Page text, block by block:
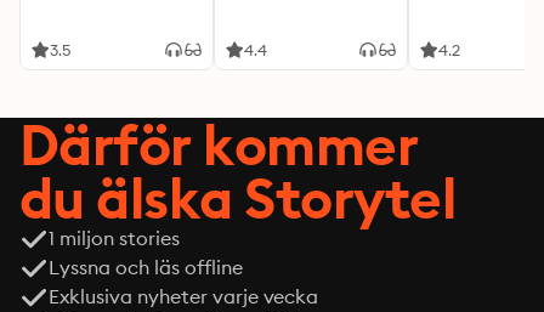
3.5 4.4 4.2
Därför kommer
du älska Storytel
1 miljon stories
Lyssna och läs offline
Exklusiva nyheter varje vecka